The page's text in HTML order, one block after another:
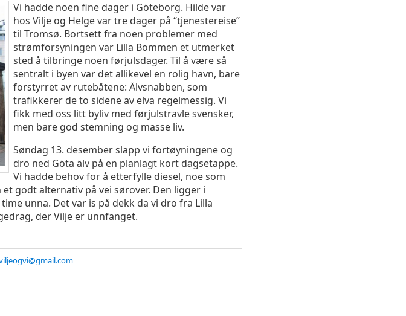
Vi hadde noen fine dager i Göteborg. Hilde var
hos Vilje og Helge var tre dager på “tjenestereise”
til Tromsø. Bortsett fra noen problemer med
strømforsyningen var Lilla Bommen et utmerket
sted å tilbringe noen førjulsdager. Til å være så
sentralt i byen var det allikevel en rolig havn, bare
forstyrret av rutebåtene: Älvsnabben, som
trafikkerer de to sidene av elva regelmessig. Vi
fikk med oss litt byliv med førjulstravle svensker,
men bare god stemning og masse liv.
Søndag 13. desember slapp vi fortøyningene og
dro ned Göta älv på en planlagt kort dagsetappe.
Vi hadde behov for å etterfylle diesel, noe som
godt alternativ på vei sørover. Den ligger i
unna. Det var is på dekk da vi dro fra Lilla
der Vilje er unnfanget.